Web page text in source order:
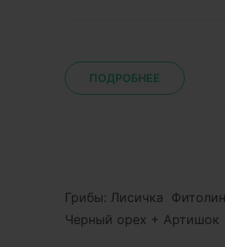
ПОДРОБНЕЕ
Грибы: Лисичка
Черный орех + Артишок